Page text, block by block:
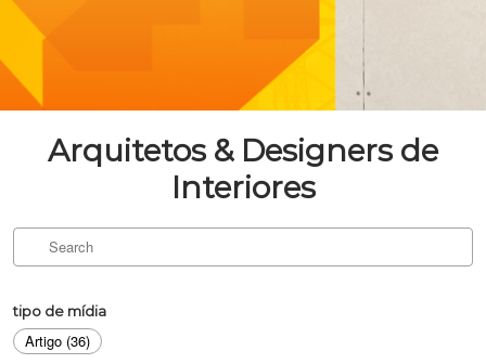
Arquitetos & Designers de
Interiores
tipo de mídia
Artigo (36)